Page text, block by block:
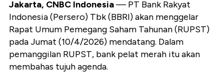
Jakarta, CNBC Indonesia— PT Bank Rakyat
Indonesia (Persero) Tbk (BBRI) akan menggelar
Rapat Umum Pemegang Saham Tahunan (RUPST)
pada Jumat (10/4/2026) mendatang. Dalam
pemanggilan RUPST, bank pelat merah itu akan
membahas tujuh agenda.